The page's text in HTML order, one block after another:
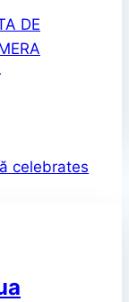
DE